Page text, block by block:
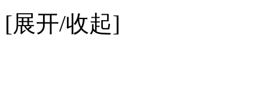
[展开/收起]